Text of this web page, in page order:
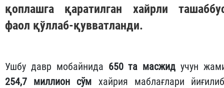
қоплашга қаратилган хайрли
фаол қўллаб-қувватланди.
Ушбу давр мобайнида 650 та масжид учун
254,7 миллион сўм хайрия маблағлари